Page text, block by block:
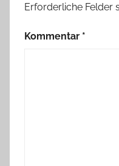
Erforderliche Felder
Kommentar *